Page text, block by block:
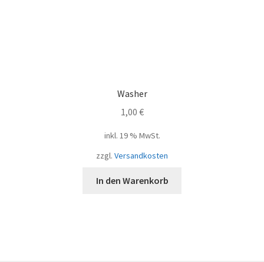
Washer
1,00 €
inkl. 19 % MwSt.
zzgl. Versandkosten
In den Warenkorb